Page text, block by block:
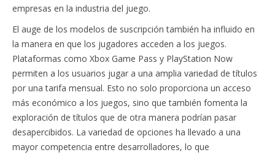
empresas en la industria del juego.
El auge de los modelos de suscripción también ha influido en
la manera en que los jugadores acceden a los juegos.
Plataformas como Xbox Game Pass y PlayStation Now
permiten a los usuarios jugar a una amplia variedad de títulos
por una tarifa mensual. Esto no solo proporciona un acceso
más económico a los juegos, sino que también fomenta la
exploración de títulos que de otra manera podrían pasar
desapercibidos. La variedad de opciones ha llevado a una
mayor competencia entre desarrolladores, lo que